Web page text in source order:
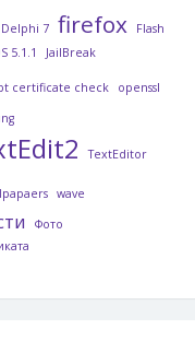
Delphi 7 firefox
Flash
5.1.1 JailBreak
certificate check
openssl
TextEditor
wave
Фото